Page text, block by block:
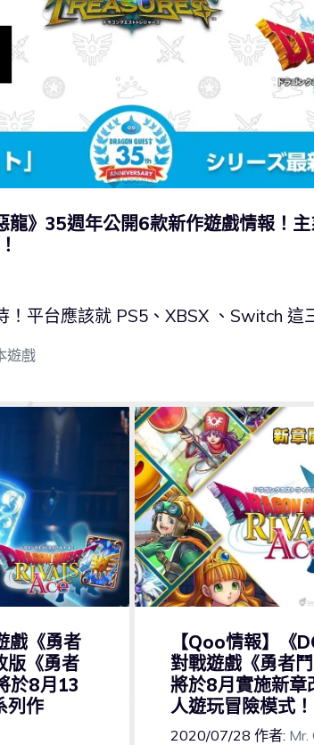
龍》35週年公開6款新作遊戲情報！
！平台應該就 PS5、XBSX 、Switch 這
遊戲
戲《勇者
版《勇者
於8月13
列作
【Qoo情報】《
對戰遊戲《勇者
將於8月實施新
人遊玩冒險模式！
2020/07/28 作者: Mr.